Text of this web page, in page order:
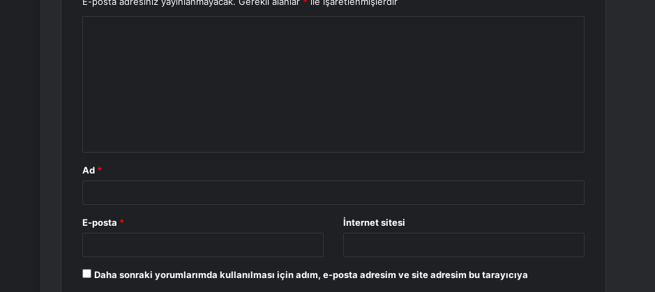
Ad *
E-posta * İnternet sitesi
Daha sonraki yorumlarımda kullanılması için adım, e-posta adresim ve site adresim bu tarayıcıya